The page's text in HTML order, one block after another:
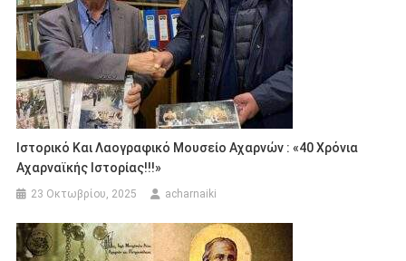
Ιστορικό Και Λαογραφικό Μουσείο Αχαρνών : «40 Χρόνια
Αχαρναϊκής Ιστορίας!!!»
23 Οκτωβρίου, 2025 acharnaiki